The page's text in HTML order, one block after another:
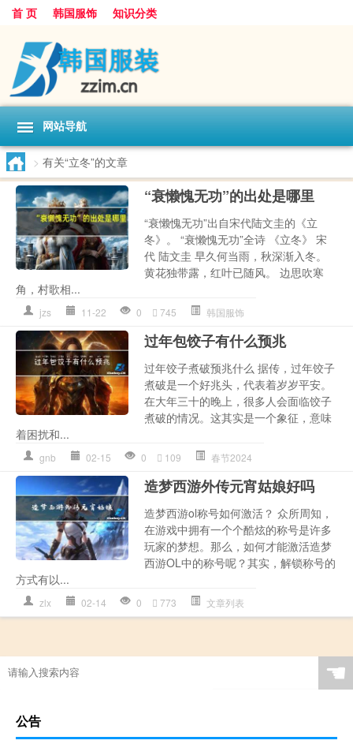
首 页 韩国服饰 知识分类
网站导航
> 有关“立冬”的文章
“衰懒愧无功”的出处是哪里
“衰懒愧无功”出自宋代陆文圭的《立
冬》。 “衰懒愧无功”全诗 《立冬》 宋
代 陆文圭 早久何当雨，秋深渐入冬。
黄花独带露，红叶已随风。 边思吹寒
角，村歌相...
jzs 11-22 0 745 韩国服饰
过年包饺子有什么预兆
过年饺子煮破预兆什么 据传，过年饺子
煮破是一个好兆头，代表着岁岁平安。
在大年三十的晚上，很多人会面临饺子
煮破的情况。这其实是一个象征，意味
着困扰和...
gnb 02-15 0 109 春节2024
造梦西游外传元宵姑娘好吗
造梦西游ol称号如何激活？ 众所周知，
在游戏中拥有一个个酷炫的称号是许多
玩家的梦想。那么，如何才能激活造梦
西游OL中的称号呢？其实，解锁称号的
方式有以...
zlx 02-14 0 773 文章列表
☚
公告